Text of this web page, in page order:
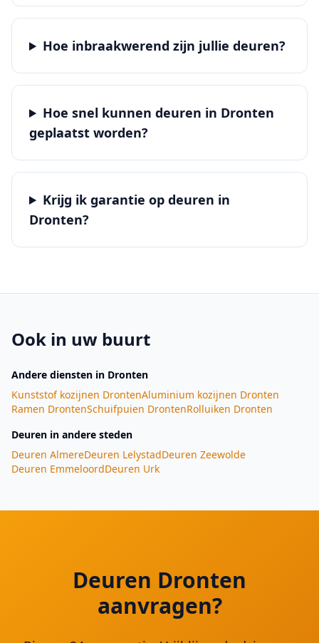
Hoe inbraakwerend zijn jullie deuren?
Hoe snel kunnen deuren in Dronten
geplaatst worden?
Krijg ik garantie op deuren in
Dronten?
Ook in uw buurt
Andere diensten in Dronten
Kunststof kozijnen DrontenAluminium kozijnen Dronten
Ramen DrontenSchuifpuien DrontenRolluiken Dronten
Deuren in andere steden
Deuren AlmereDeuren LelystadDeuren Zeewolde
Deuren EmmeloordDeuren Urk
Deuren Dronten
aanvragen?